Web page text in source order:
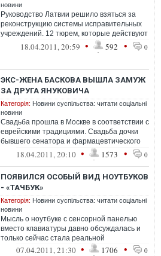
новини
Руководство Латвии решило взяться за
реконструкцию системы исправительных
учреждений. 12 тюрем, которые действуют
в стране сейчас, планируется снести,...
18.04.2011, 20:59 • 592 • 0
ЭКС-ЖЕНА БАСКОВА ВЫШЛА ЗАМУЖ
ЗА ДРУГА ЯНУКОВИЧА
Категорія: Новини суспільства: читати соціальні
новини
Свадьба прошла в Москве в соответствии с
еврейскими традициями. Свадьба дочки
бывшего сенатора и фармацевтического
магната Бориса Шпигеля прошла с раз...
18.04.2011, 20:10 • 1573 • 0
ПОЯВИЛСЯ ОСОБЫЙ ВИД НОУТБУКОВ
- «ТАЧБУК»
Категорія: Новини суспільства: читати соціальні
новини
Мысль о ноутбуке с сенсорной панелью
вместо клавиатуры давно обсуждалась и
только сейчас стала реальной
07.04.2011, 21:30 • 1706 • 0